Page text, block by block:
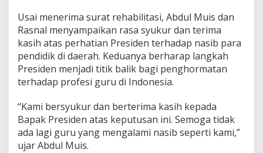
a
r
a
,
S
m
o
l
e
Usai menerima surat rehabilitasi, Abdul Muis dan
Rasnal menyampaikan rasa syukur dan terima
kasih atas perhatian Presiden terhadap nasib para
pendidik di daerah. Keduanya berharap langkah
Presiden menjadi titik balik bagi penghormatan
terhadap profesi guru di Indonesia.
“Kami bersyukur dan berterima kasih kepada
Bapak Presiden atas keputusan ini. Semoga tidak
ada lagi guru yang mengalami nasib seperti kami,”
ujar Abdul Muis.